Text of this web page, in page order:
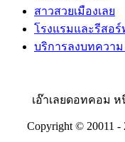
สาวสวยเมืองเลย
โรงแรมและรีสอร์
บริการลงบทความ
เอ๊าเลยดอทคอม ห
Copyright © 20011 -